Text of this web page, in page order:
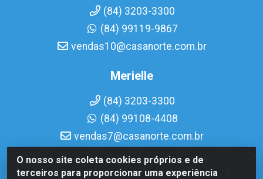
O nosso site coleta cookies próprios e de
terceiros para proporcionar uma experiência
(84) 3203-3300
(84) 99119-9867
vendas10@casanorte.com.br
Merielle
(84) 3203-3300
(84) 99108-4408
vendas7@casanorte.com.br
Casa Norte LTDA - Av. Interventor Mário Câmara, 1815 -